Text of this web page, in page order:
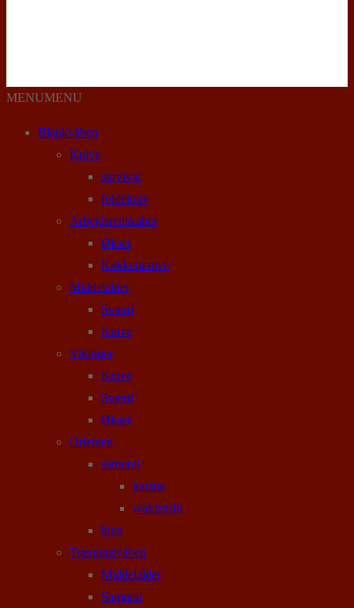
MENUMENU
Blankvåben
Knive
survival
foldekniv
Arbejdsredskaber
Økser
Køkkenknive
Middelalder
Sværd
Knive
Vikinger
Knive
Sværd
Økser
Orienten
samurai
katana
wakizashi
kina
Træningsvåben
Middelalder
Samurai